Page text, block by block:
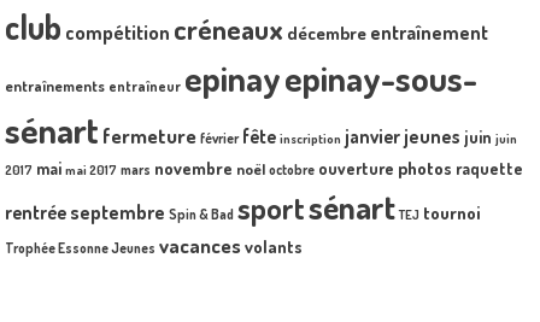
club compétition créneaux décembre entraînement
entraînements entraîneur epinayepinay-sous-
sénart fermeture février fête inscription janvier jeunes juin juin
2017 mai mai 2017 mars novembre noël octobre ouverture photos raquette
rentrée septembre Spin & Bad sportsénart TEJ tournoi
Trophée Essonne Jeunes vacancesvolants